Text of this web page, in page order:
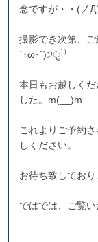
念ですが・・(ノ
撮影でき次第、
´･ω･`)੭ु⁾⁾
本日もお越しく
した。m(__)m
これよりご予約
しください。
お待ち致しており
ではでは、ご覧